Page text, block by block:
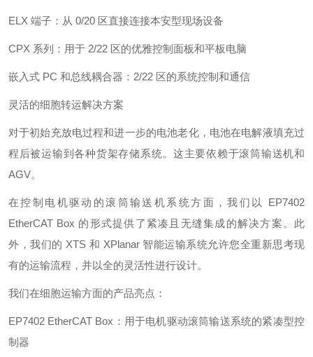
ELX 端子：从 0/20 区直接连接本安型现场设备
CPX 系列：用于 2/22 区的优雅控制面板和平板电脑
嵌入式 PC 和总线耦合器：2/22 区的系统控制和通信
灵活的细胞转运解决方案
对于初始充放电过程和进一步的电池老化，电池在电解液填充过
程后被运输到各种货架存储系统。这主要依赖于滚筒输送机和
AGV。
在控制电机驱动的滚筒输送机系统方面，我们以 EP7402
EtherCAT Box 的形式提供了紧凑且无缝集成的解决方案。此
外，我们的 XTS 和 XPlanar 智能运输系统允许您全重新思考现
有的运输流程，并以全的灵活性进行设计。
我们在细胞运输方面的产品亮点：
EP7402 EtherCAT Box：用于电机驱动滚筒输送系统的紧凑型控
制器